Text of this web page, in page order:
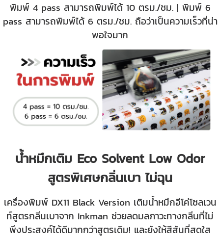
พิมพ์ 4 pass สามารถพิมพ์ได้ 10 ตรม./ชม. | พิมพ์ 6
pass สามารถพิมพ์ได้ 6 ตรม./ชม. ถือว่าเป็นความเร็วที่น่า
พอใจมาก
น้ำหมึกเติม Eco Solvent Low Odor
สูตรพิเศษกลิ่นเบา ไม่ฉุน
เครื่องพิมพ์ DX11 Black Version เติมน้ำหมึกอีโค่โซลเวน
ท์สูตรกลิ่นเบาจาก Inkman ช่วยลดมลภาวะทางกลิ่นที่ไม่
พึงประสงค์ได้ดีมากกว่าสูตรเดิม! และยังให้สีสันที่สดใส